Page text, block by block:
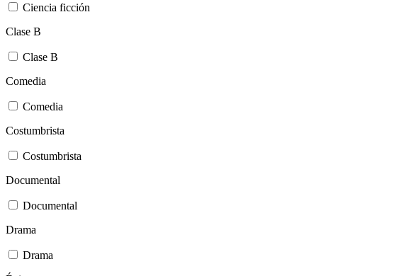
Ciencia ficción
Clase B
Clase B
Comedia
Comedia
Costumbrista
Costumbrista
Documental
Documental
Drama
Drama